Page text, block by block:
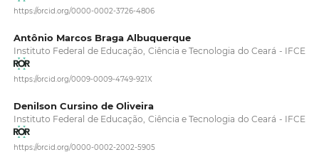
https://orcid.org/0000-0002-3726-4806
Antônio Marcos Braga Albuquerque
Instituto Federal de Educação, Ciência e Tecnologia do Ceará - IFCE
https://orcid.org/0009-0009-4749-921X
Denilson Cursino de Oliveira
Instituto Federal de Educação, Ciência e Tecnologia do Ceará - IFCE
https://orcid.org/0000-0002-2002-5905